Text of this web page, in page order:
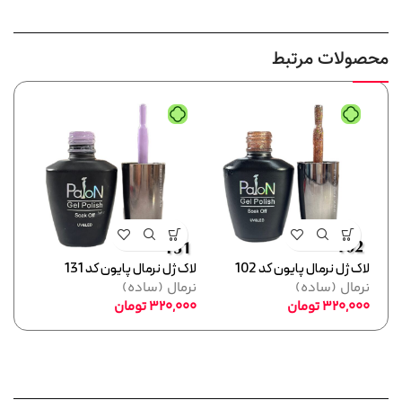
محصولات مرتبط
لاک ژل نرمال پایون کد 102
نرمال (ساده)
320,000تومان
لاک ژل نرمال پایون کد 131
نرمال (ساده)
320,000تومان